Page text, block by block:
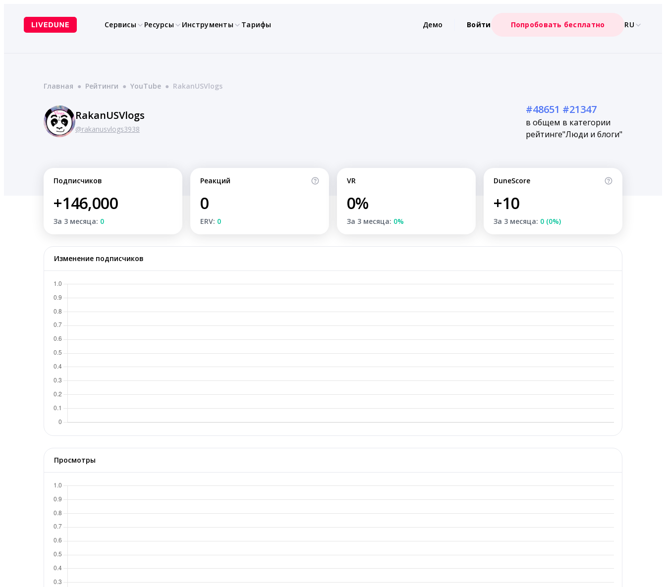
содержимому
Сервисы Ресурсы Инструменты Тарифы Демо Войти Попробовать бесплатно RU
Главная ● Рейтинги ● YouTube ● RakanUSVlogs
RakanUSVlogs
@rakanusvlogs3938
#48651
в общем
рейтинге
#21347
в категории
"Люди и блоги"
Подписчиков
+146,000
За 3 месяца: 0
Реакций
0
ERV: 0
VR
0%
За 3 месяца: 0%
DuneScore
+10
За 3 месяца: 0 (0%)
Изменение подписчиков
Просмотры